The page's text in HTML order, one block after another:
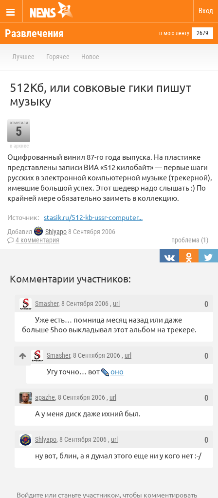
Вход
Развлечения в мою ленту 2679
Лучшее Горячее Новое
512Кб, или совковые гики пишут
музыку
отметили
5
в архиве
Оцифрованный винил 87-го года выпуска. На пластинке
представлены записи ВИА «512 килобайт» — первые шаги
русских в электронной компьютерной музыке (трекерной),
имевшие большой успех. Этот шедевр надо слышать :) По
крайней мере обязательно заиметь в коллекцию.
Источник: stasik.ru/512-kb-ussr-computer...
Добавил Shlyapo 8 Сентября 2006
4 комментария
проблема (1)
Комментарии участников:
0
Smasher, 8 Сентября 2006 , url
Уже есть… помница месяц назад или даже
больше 5hoo выкладывал этот альбом на трекере.
0
Smasher, 8 Сентября 2006 , url
Угу точно… вот оно
0
apazhe, 8 Сентября 2006 , url
А у меня диск даже ихний был.
0
Shlyapo, 8 Сентября 2006 , url
ну вот, блин, а я думал этого еще ни у кого нет :-/
Войдите илистаньте участником, чтобы комментировать